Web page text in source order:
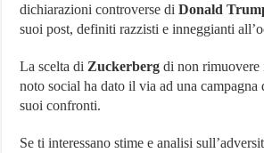
dichiarazioni controverse diDonald
suoi post, definiti razzisti e inneggianti
La scelta di Zuckerberg di non rimuovere
noto social ha dato il via ad una
suoi confronti.
Se ti interessano stime e analisi